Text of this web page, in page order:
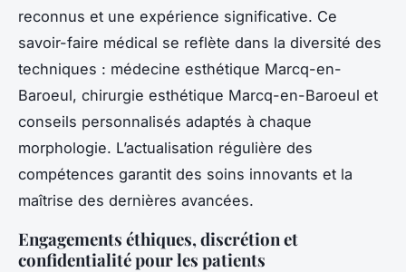
reconnus et une expérience significative. Ce
savoir-faire médical se reflète dans la diversité des
techniques : médecine esthétique Marcq-en-
Baroeul, chirurgie esthétique Marcq-en-Baroeul et
conseils personnalisés adaptés à chaque
morphologie. L’actualisation régulière des
compétences garantit des soins innovants et la
maîtrise des dernières avancées.
Engagements éthiques, discrétion et
confidentialité pour les patients